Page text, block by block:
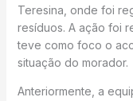
Teresina, onde foi
resíduos. A ação foi
teve como foco o
situação do morador.
Anteriormente, a